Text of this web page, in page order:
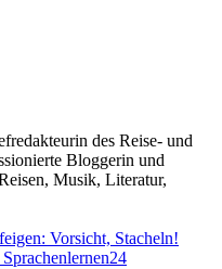
des Reise- und
Bloggerin und
Musik, Literatur,
Vorsicht, Stacheln!